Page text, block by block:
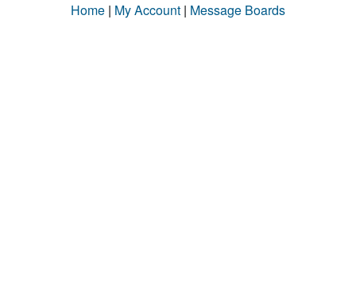
Home | My Account | Message Boards